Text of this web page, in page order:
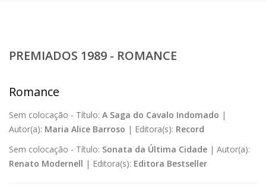
PREMIADOS 1989 - ROMANCE
Romance
Sem colocação - Título: A Saga do Cavalo Indomado |
Autor(a): Maria Alice Barroso | Editora(s): Record
Sem colocação - Título: Sonata da Última Cidade | Autor(a):
Renato Modernell | Editora(s): Editora Bestseller